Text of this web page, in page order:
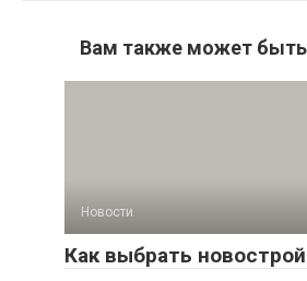
Вам также может быть
Новости
Как выбрать